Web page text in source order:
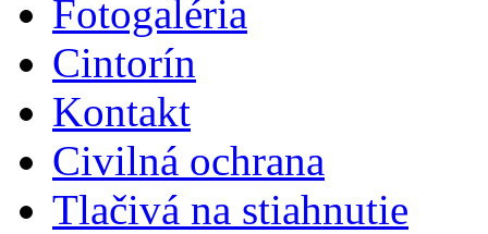
Fotogaléria
Cintorín
Kontakt
Civilná ochrana
Tlačivá na stiahnutie